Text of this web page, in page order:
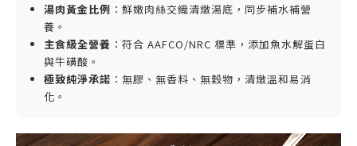
湯肉黃金比例 ：鮮嫩肉絲交織清燉湯底，同步補水補營
養。
主食級全營養 ：符合 AAFCO/NRC 標準，添加魚水解蛋白
與牛磺酸。
極致純淨承諾 ：無膠、無香料、無穀物，清燉溫和易消
化。